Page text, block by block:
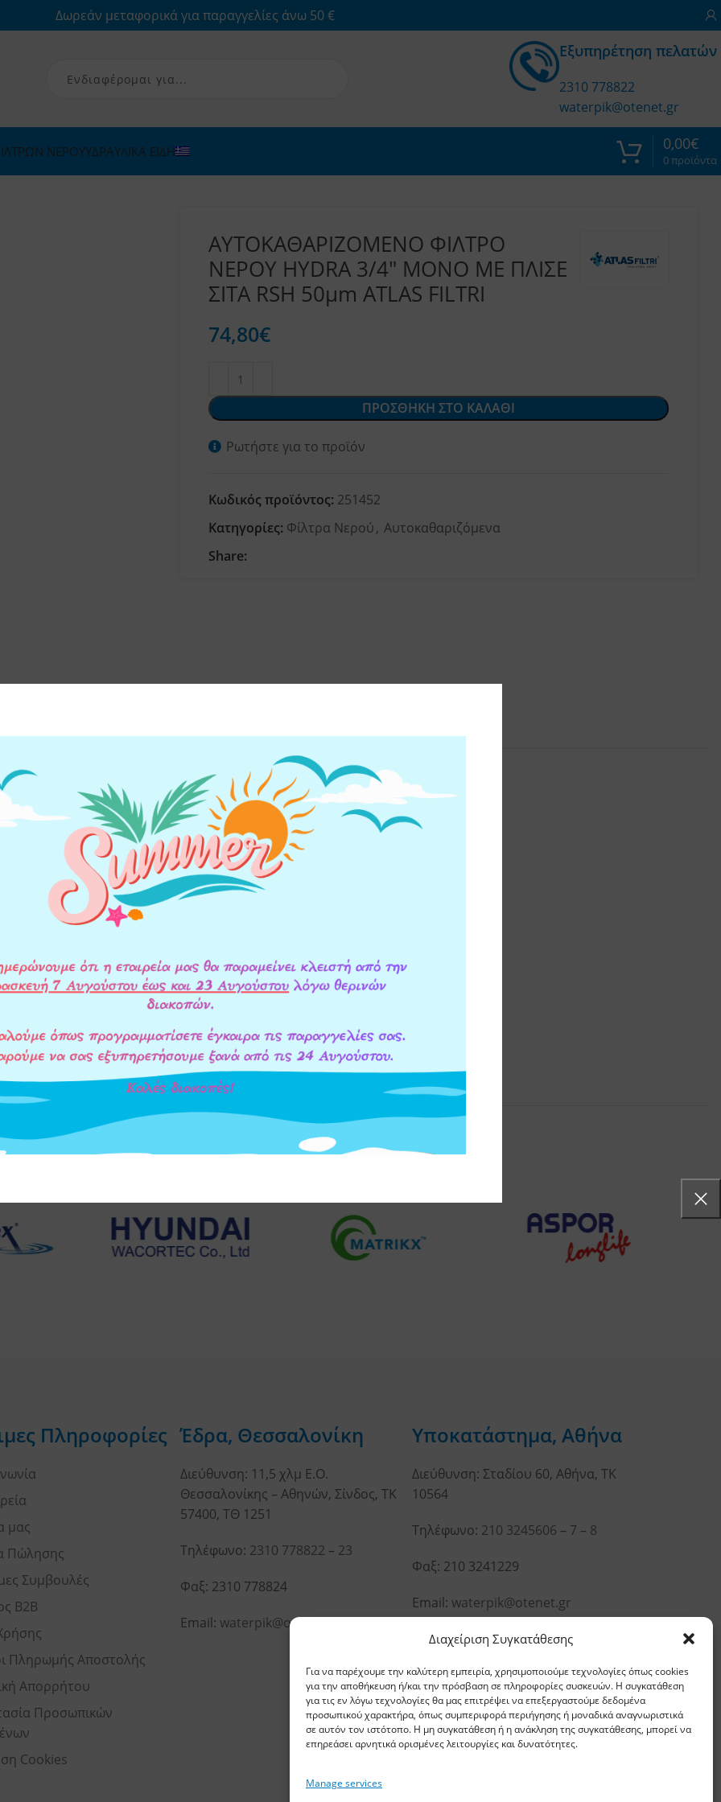
Διαχείριση Συγκατάθεσης
Για να παρέχουμε την καλύτερη εμπειρία, χρησιμοποιούμε τεχνολογίες όπως cookies
για την αποθήκευση ή/και την πρόσβαση σε πληροφορίες συσκευών. Η συγκατάθεση
για τις εν λόγω τεχνολογίες θα μας επιτρέψει να επεξεργαστούμε δεδομένα
προσωπικού χαρακτήρα, όπως συμπεριφορά περιήγησης ή μοναδικά αναγνωριστικά
σε αυτόν τον ιστότοπο. Η μη συγκατάθεση ή η ανάκληση της συγκατάθεσης, μπορεί να
επηρεάσει αρνητικά ορισμένες λειτουργίες και δυνατότητες.
Manage services
Δωρεάν μεταφορικά για παραγγελίες άνω 50 €
Εξυπηρέτηση πελατών
2310 778822
waterpik@otenet.gr
ΝΕΡΟΥΥΔΡΑΥΛΙΚΑ ΕΙΔΗ
0προϊόντα
0,00€
ΑΥΤΟΚΑΘΑΡΙΖΟΜΕΝΟ ΦΙΛΤΡΟ
ΝΕΡΟΥ HYDRA 3/4″ ΜΟΝΟ ΜΕ ΠΛΙΣΕ
ΣΙΤΑ RSH 50μm ATLAS FILTRI
74,80€
ΠΡΟΣΘΗΚΗ ΣΤΟ ΚΑΛΑΘΙ
Ρωτήστε για το προϊόν
Κωδικός προϊόντος: 251452
Κατηγορίες: Φίλτρα Νερού, Αυτοκαθαριζόμενα
Share:
ΥΛΙΚΑ ΚΑΤΑΣΚΕΥΗΣ ΟΔΗΓΙΕΣ ΕΓΚΑΤΑΣΤΑΣΗΣ ΕΠΙΠΛΕΟΝ ΠΛΗΡΟΦΟΡΙΕΣ
Πληροφορίες
μας
Πώλησης
Συμβουλές
B2B
Πληρωμής Αποστολής
Απορρήτου
Προσωπικών
Cookies
Έδρα, Θεσσαλονίκη
Διεύθυνση: 11,5 χλμ Ε.Ο.
Θεσσαλονίκης – Αθηνών, Σίνδος, ΤΚ
57400, ΤΘ 1251
Τηλέφωνο: 2310 778822 – 23
Φαξ: 2310 778824
Email: waterpik@otenet.gr
Υποκατάστημα, Αθήνα
Διεύθυνση: Σταδίου 60, Αθήνα, ΤΚ
10564
Τηλέφωνο: 210 3245606 – 7 – 8
Φαξ: 210 3241229
Email:waterpik@otenet.gr